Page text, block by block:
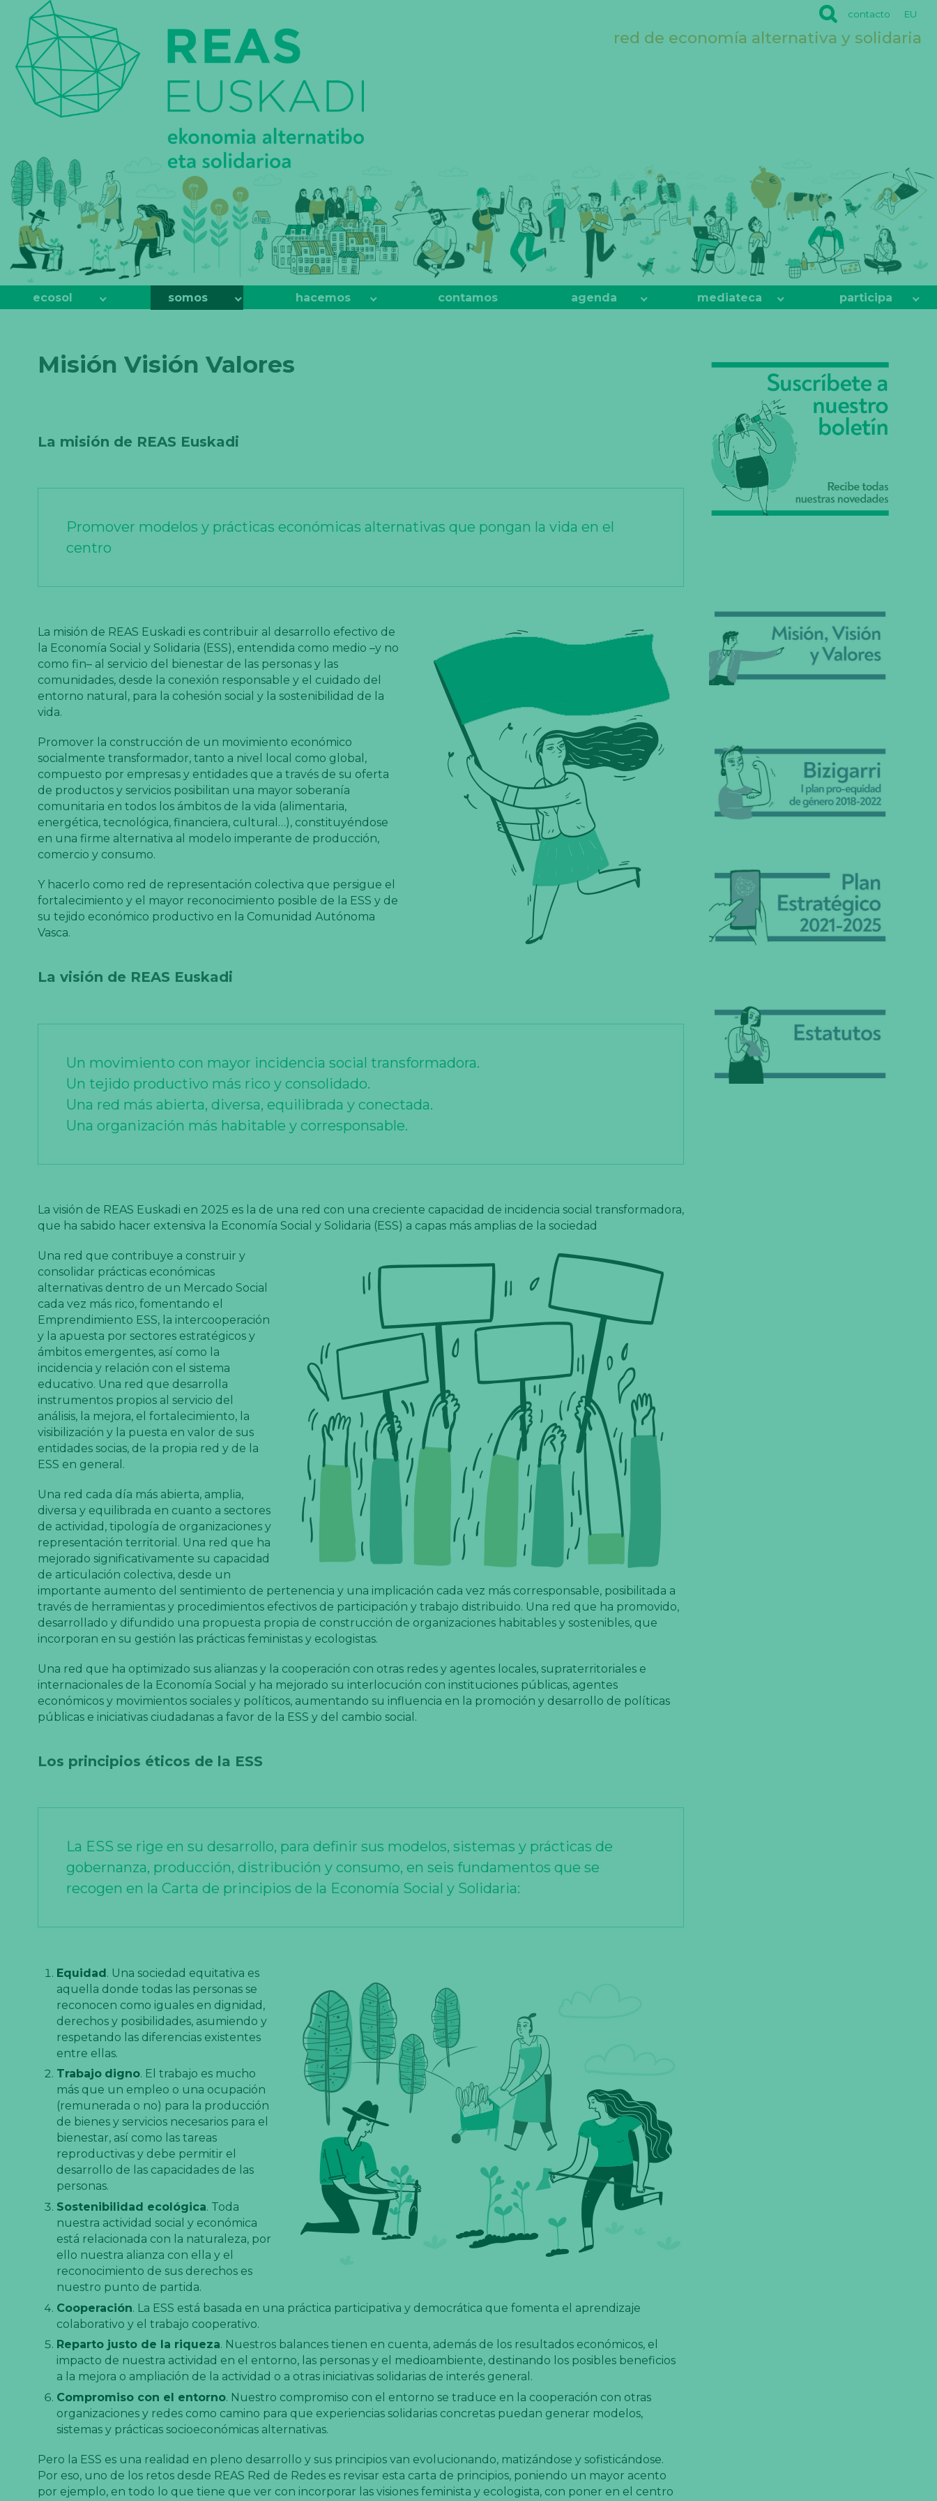
REAS
EUSKADI
contacto EU
red de economía alternativa y solidaria
ecosol somos hacemos contamos agenda mediateca participa
Misión Visión Valores
La misión de REAS Euskadi
Promover modelos y prácticas económicas alternativas que pongan la vida en el
centro
La misión de REAS Euskadi es contribuir al desarrollo efectivo de
la Economía Social y Solidaria (ESS), entendida como medio –y no
como fin– al servicio del bienestar de las personas y las
comunidades, desde la conexión responsable y el cuidado del
entorno natural, para la cohesión social y la sostenibilidad de la
vida.
Promover la construcción de un movimiento económico
socialmente transformador, tanto a nivel local como global,
compuesto por empresas y entidades que a través de su oferta
de productos y servicios posibilitan una mayor soberanía
comunitaria en todos los ámbitos de la vida (alimentaria,
energética, tecnológica, financiera, cultural…), constituyéndose
en una firme alternativa al modelo imperante de producción,
comercio y consumo.
Y hacerlo como red de representación colectiva que persigue el
fortalecimiento y el mayor reconocimiento posible de la ESS y de
su tejido económico productivo en la Comunidad Autónoma
Vasca.
La visión de REAS Euskadi
Un movimiento con mayor incidencia social transformadora.
Un tejido productivo más rico y consolidado.
Una red más abierta, diversa, equilibrada y conectada.
Una organización más habitable y corresponsable.
La visión de REAS Euskadi en 2025 es la de una red con una creciente capacidad de incidencia social transformadora,
que ha sabido hacer extensiva la Economía Social y Solidaria (ESS) a capas más amplias de la sociedad
Una red que contribuye a construir y
consolidar prácticas económicas
alternativas dentro de un Mercado Social
cada vez más rico, fomentando el
Emprendimiento ESS, la intercooperación
y la apuesta por sectores estratégicos y
ámbitos emergentes, así como la
incidencia y relación con el sistema
educativo. Una red que desarrolla
instrumentos propios al servicio del
análisis, la mejora, el fortalecimiento, la
visibilización y la puesta en valor de sus
entidades socias, de la propia red y de la
ESS en general.
Una red cada día más abierta, amplia,
diversa y equilibrada en cuanto a sectores
de actividad, tipología de organizaciones y
representación territorial. Una red que ha
mejorado significativamente su capacidad
de articulación colectiva, desde un
importante aumento del sentimiento de pertenencia y una implicación cada vez más corresponsable, posibilitada a
través de herramientas y procedimientos efectivos de participación y trabajo distribuido. Una red que ha promovido,
desarrollado y difundido una propuesta propia de construcción de organizaciones habitables y sostenibles, que
incorporan en su gestión las prácticas feministas y ecologistas.
Una red que ha optimizado sus alianzas y la cooperación con otras redes y agentes locales, supraterritoriales e
internacionales de la Economía Social y ha mejorado su interlocución con instituciones públicas, agentes
económicos y movimientos sociales y políticos, aumentando su influencia en la promoción y desarrollo de políticas
públicas e iniciativas ciudadanas a favor de la ESS y del cambio social.
Los principios éticos de la ESS
La ESS se rige en su desarrollo, para definir sus modelos, sistemas y prácticas de
gobernanza, producción, distribución y consumo, en seis fundamentos que se
recogen en la Carta de principios de la Economía Social y Solidaria:
Equidad. Una sociedad equitativa es
aquella donde todas las personas se
reconocen como iguales en dignidad,
derechos y posibilidades, asumiendo y
respetando las diferencias existentes
entre ellas.
Trabajo digno. El trabajo es mucho
más que un empleo o una ocupación
(remunerada o no) para la producción
de bienes y servicios necesarios para el
bienestar, así como las tareas
reproductivas y debe permitir el
desarrollo de las capacidades de las
personas.
Sostenibilidad ecológica. Toda
nuestra actividad social y económica
está relacionada con la naturaleza, por
ello nuestra alianza con ella y el
reconocimiento de sus derechos es
nuestro punto de partida.
Cooperación. La ESS está basada en una práctica participativa y democrática que fomenta el aprendizaje
colaborativo y el trabajo cooperativo.
Reparto justo de la riqueza. Nuestros balances tienen en cuenta, además de los resultados económicos, el
impacto de nuestra actividad en el entorno, las personas y el medioambiente, destinando los posibles beneficios
a la mejora o ampliación de la actividad o a otras iniciativas solidarias de interés general.
Compromiso con el entorno. Nuestro compromiso con el entorno se traduce en la cooperación con otras
organizaciones y redes como camino para que experiencias solidarias concretas puedan generar modelos,
sistemas y prácticas socioeconómicas alternativas.
Pero la ESS es una realidad en pleno desarrollo y sus principios van evolucionando, matizándose y sofisticándose.
Por eso, uno de los retos desde REAS Red de Redes es revisar esta carta de principios, poniendo un mayor acento
por ejemplo, en todo lo que tiene que ver con incorporar las visiones feminista y ecologista, con poner en el centro